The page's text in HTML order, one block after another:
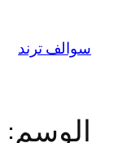
المحتوى
سوالف ترند
الوسم: